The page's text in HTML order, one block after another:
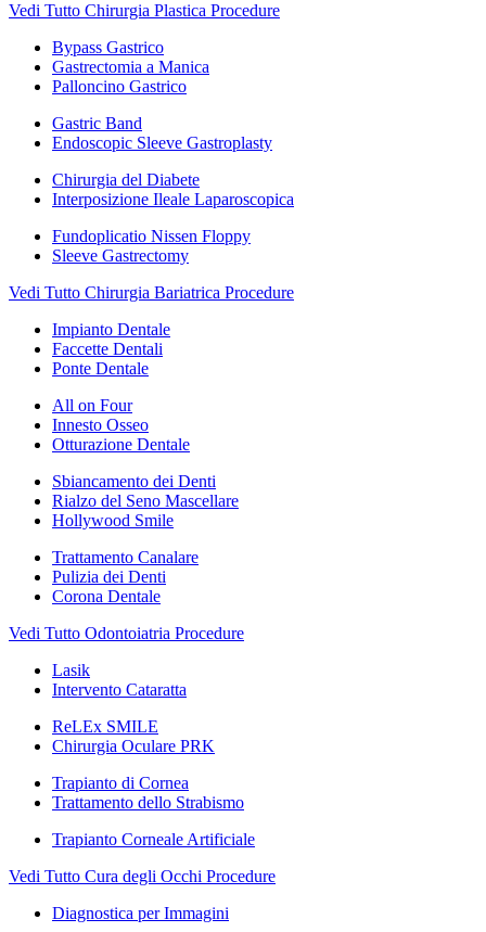
Vedi Tutto Chirurgia Plastica Procedure
Bypass Gastrico
Gastrectomia a Manica
Palloncino Gastrico
Gastric Band
Endoscopic Sleeve Gastroplasty
Chirurgia del Diabete
Interposizione Ileale Laparoscopica
Fundoplicatio Nissen Floppy
Sleeve Gastrectomy
Vedi Tutto Chirurgia Bariatrica Procedure
Impianto Dentale
Faccette Dentali
Ponte Dentale
All on Four
Innesto Osseo
Otturazione Dentale
Sbiancamento dei Denti
Rialzo del Seno Mascellare
Hollywood Smile
Trattamento Canalare
Pulizia dei Denti
Corona Dentale
Vedi Tutto Odontoiatria Procedure
Lasik
Intervento Cataratta
ReLEx SMILE
Chirurgia Oculare PRK
Trapianto di Cornea
Trattamento dello Strabismo
Trapianto Corneale Artificiale
Vedi Tutto Cura degli Occhi Procedure
Diagnostica per Immagini